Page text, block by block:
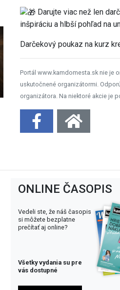
Darujte viac než len
inšpiráciu a hlbší pohľad na
Darčekový poukaz na kurz
Portál www.kamdomesta.sk nie je
uskutočnené organizátormi.
organizátora. Na niektoré akcie je
ONLINE ČASOPIS
Vedeli ste, že náš časopis
si môžete bezplatne
prečítať aj online?
Všetky vydania su pre
vás dostupné